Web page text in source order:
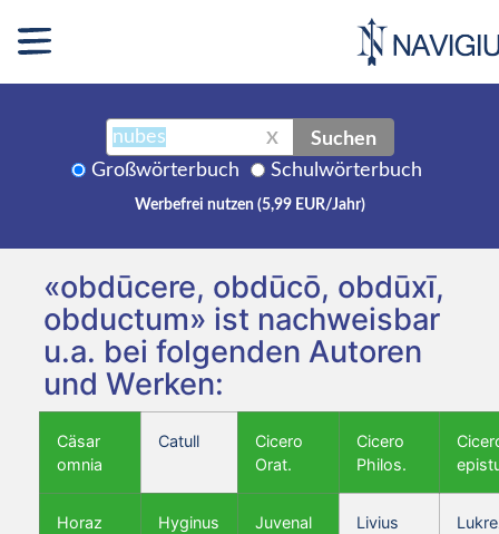
X Suchen
Großwörterbuch Schulwörterbuch
Werbefrei nutzen (5,99 EUR/Jahr)
«obdūcere, obdūcō, obdūxī,
obductum» ist nachweisbar
u.a. bei folgenden Autoren
und Werken:
Cäsar
omnia
Catull
Cicero
Orat.
Cicero
Philos.
Horaz
Hyginus
Juvenal
Livius